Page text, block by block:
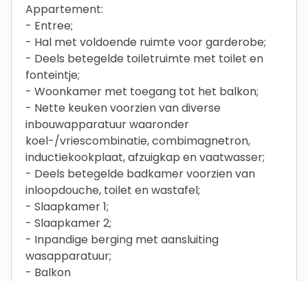
Appartement:
- Entree;
- Hal met voldoende ruimte voor garderobe;
- Deels betegelde toiletruimte met toilet en
fonteintje;
- Woonkamer met toegang tot het balkon;
- Nette keuken voorzien van diverse
inbouwapparatuur waaronder
koel-/vriescombinatie, combimagnetron,
inductiekookplaat, afzuigkap en vaatwasser;
- Deels betegelde badkamer voorzien van
inloopdouche, toilet en wastafel;
- Slaapkamer 1;
- Slaapkamer 2;
- Inpandige berging met aansluiting
wasapparatuur;
- Balkon